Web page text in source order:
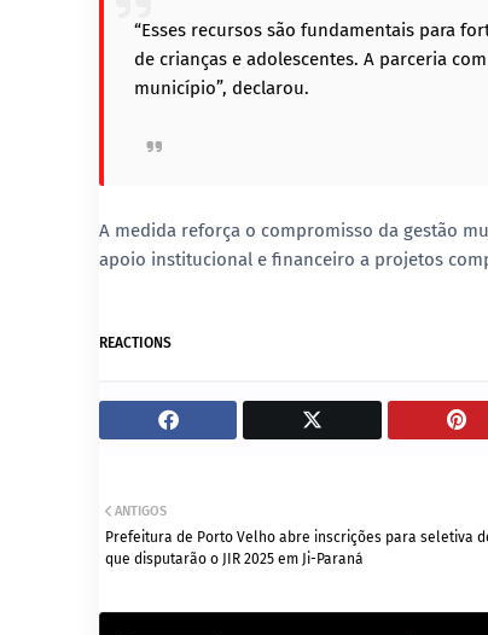
“Esses recursos são fundamentais para
de crianças e adolescentes. A parceria
município”, declarou.
A medida reforça o compromisso da gestão
apoio institucional e financeiro a projetos
REACTIONS
ANTIGOS
Prefeitura de Porto Velho abre inscrições para seletiva
que disputarão o JIR 2025 em Ji-Paraná